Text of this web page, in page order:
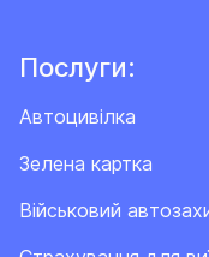
Послуги:
Автоцивілка
Зелена картка
Військовий